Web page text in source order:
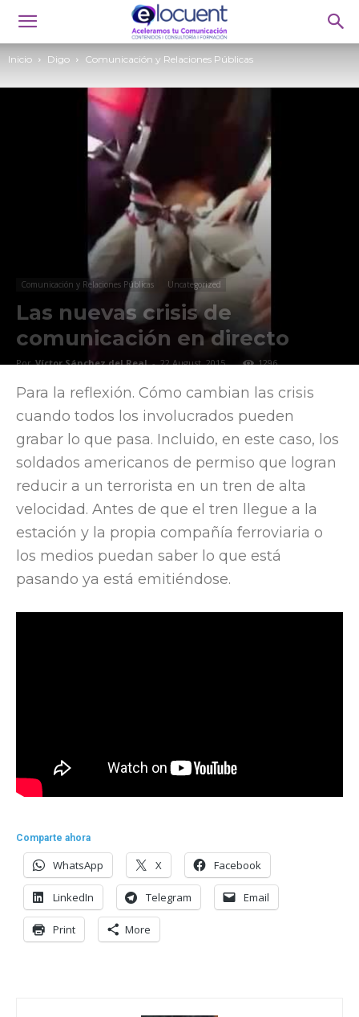
Inicio Digo Comunicación y Relaciones Públicas
Comunicación y Relaciones Públicas Uncategorized
Las nuevas crisis de
comunicación en directo
Por Víctor Sánchez del Real - 22 August, 2015 1296
Para la reflexión. Cómo cambian las crisis
cuando todos los involucrados pueden
grabar lo que pasa. Incluido, en este caso, los
soldados americanos de permiso que logran
reducir a un terrorista en un tren de alta
velocidad. Antes de que el tren llegue a la
estación y la propia compañía ferroviaria o
los medios puedan saber lo que está
pasando ya está emitiéndose.
Comparte ahora
WhatsApp X Facebook
LinkedIn Telegram Email
Print More